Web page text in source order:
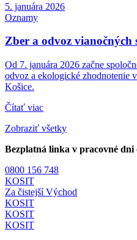
5. januára 2026
Oznamy
Zber a odvoz vianočných
Od 7. januára 2026 začne
odvoz a ekologické zhodnotenie
Košice.
Čítať viac
Zobraziť všetky
Bezplatná linka v pracovné dni
0800 156 748
KOSIT
Za čistejší Východ
KOSIT
KOSIT
KOSIT